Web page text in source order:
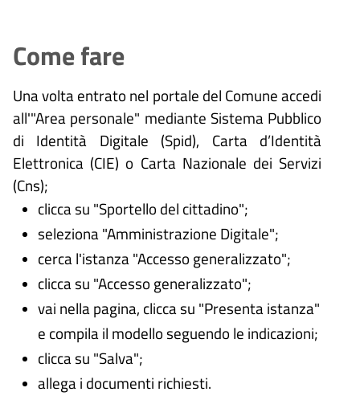
Come fare
Una volta entrato nel portale del Comune accedi
all'"Area personale" mediante Sistema Pubblico
di Identità Digitale (Spid), Carta d’Identità
Elettronica (CIE) o Carta Nazionale dei Servizi
(Cns);
clicca su "Sportello del cittadino";
seleziona "Amministrazione Digitale";
cerca l'istanza "Accesso generalizzato";
clicca su "Accesso generalizzato";
vai nella pagina, clicca su "Presenta istanza"
e compila il modello seguendo le indicazioni;
clicca su "Salva";
allega i documenti richiesti.